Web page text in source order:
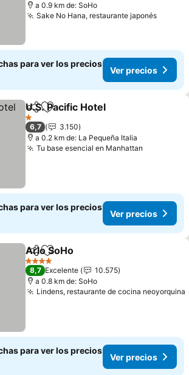
a 0.9 km de: SoHo
Sake No Hana, restaurante japonésVer
para ver los precios
Ver precios
CompartirAñadir a favoritos
U.S. Pacific Hotel
1 Estrellas
6,7
3.150
a 0.2 km de: La Pequeña Italia
Tu base esencial en Manhattan
para ver los precios
Ver precios
CompartirAñadir a favoritos
Arlo SoHo
4 Estrellas
8,7 Excelente
10.575
a 0.8 km de: SoHo
Lindens, restaurante de cocina neoyorquina
para ver los precios
Ver precios